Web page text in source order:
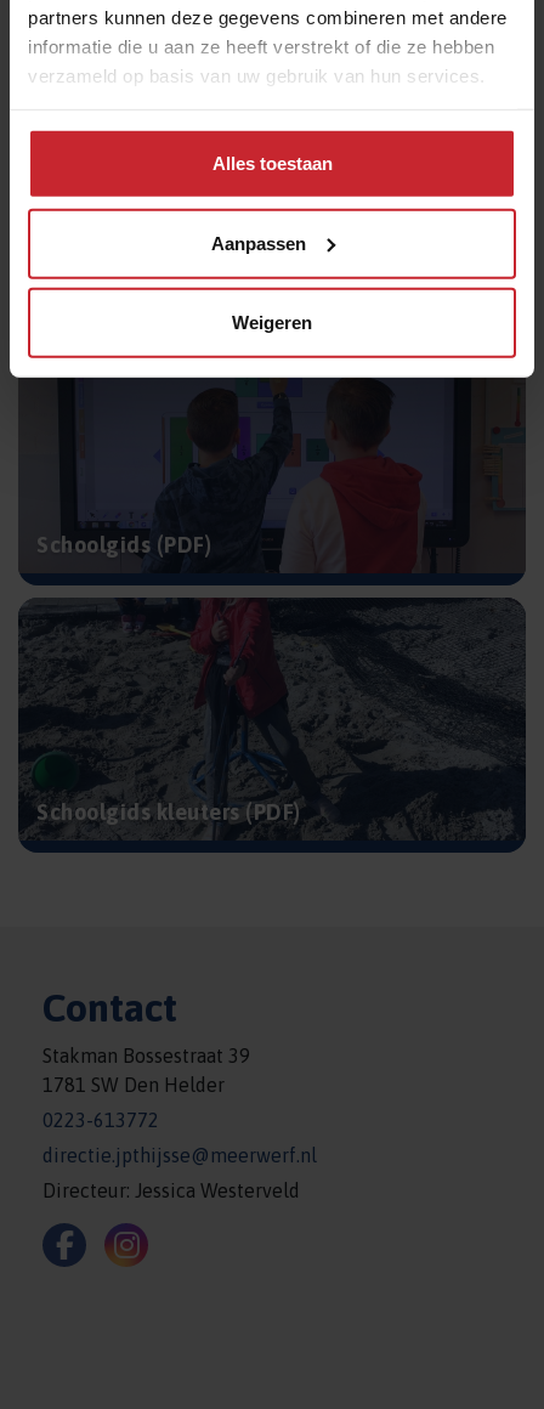
partners kunnen deze gegevens combineren met andere
informatie die u aan ze heeft verstrekt of die ze hebben
verzameld op basis van uw gebruik van hun services.
Alles toestaan
Aanpassen
Weigeren
Uw kind aanmelden
Schoolgids (PDF)
Schoolgids kleuters (PDF)
Contact
Stakman Bossestraat 39
1781 SW Den Helder
0223-613772
directie.jpthijsse@meerwerf.nl
Directeur: Jessica Westerveld